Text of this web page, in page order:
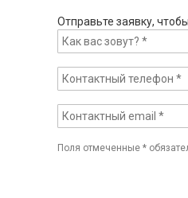
Отправьте заявку,
Поля отмеченные*